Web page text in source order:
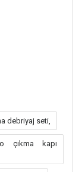
debriyaj seti,
çıkma kapı